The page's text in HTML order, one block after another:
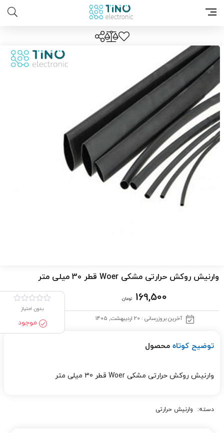
وارنیش روکش حرارتی مشکی Woer قطر 30 میلی متر
169,500 تومان
آخرین بروزرسانی : 20 اردیبهشت, 1405
بدون امتیاز
موجود
توضیح کوتاه محصول
وارنیش روکش حرارتی مشکی Woer قطر 30 میلی متر
دسته: وارنیش حرارتی